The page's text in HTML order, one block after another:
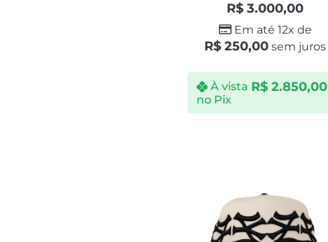
R$ 3.000,00
Em até 12x de
R$ 250,00 sem juros
À vista R$ 2.850,00
no Pix